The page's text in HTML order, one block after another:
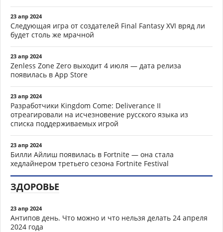
23 апр 2024
Следующая игра от создателей Final Fantasy XVI вряд ли
будет столь же мрачной
23 апр 2024
Zenless Zone Zero выходит 4 июля — дата релиза
появилась в App Store
23 апр 2024
Разработчики Kingdom Come: Deliverance II
отреагировали на исчезновение русского языка из
списка поддерживаемых игрой
23 апр 2024
Билли Айлиш появилась в Fortnite — она стала
хедлайнером третьего сезона Fortnite Festival
ЗДОРОВЬЕ
23 апр 2024
Антипов день. Что можно и что нельзя делать 24 апреля
2024 года